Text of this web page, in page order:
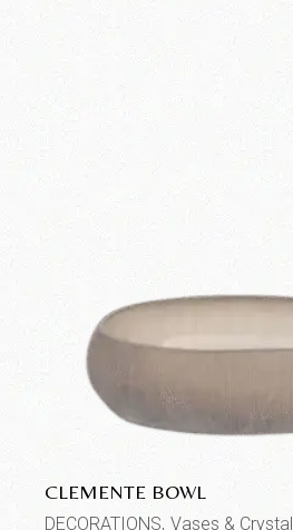
CLEMENTE BOWL
DECORATIONS Vases & Crystal